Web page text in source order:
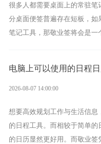
很多人都需要桌面上的常驻
分桌面便签普遍存在短板，
笔记工具，那敬业签将会是一
电脑上可以使用的日程
2026-08-07 14:00:00
想要高效规划工作与生活信
的日程工具。而相较于简单
的日历显然更好用。而敬业签